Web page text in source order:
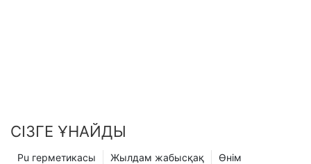
СІЗГЕ ҰНАЙДЫ
Өнім
Жылдам жабысқақ
Pu герметикасы